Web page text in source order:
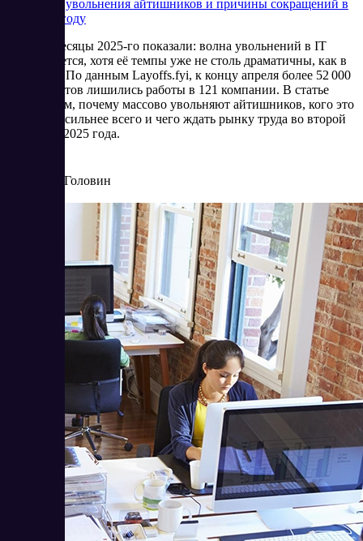
Массовые увольнения айтишников и причины сокращений в
IT в 2025 году
Первые месяцы 2025-го показали: волна увольнений в IT
продолжается, хотя её темпы уже не столь драматичны, как в
2023 году. По данным Layoffs.fyi, к концу апреля более 52 000
специалистов лишились работы в 121 компании. В статье
рассмотрим, почему массово увольняют айтишников, кого это
коснулось сильнее всего и чего ждать рынку труда во второй
половине 2025 года.
Артур Головин